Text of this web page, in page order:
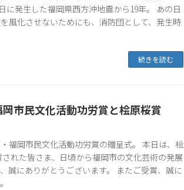
に発生した福岡県西方沖地震から19年。 あの日
風化させないためにも、消防団として、発生時
続きを読む
市民文化活動功労賞と桧原桜賞
福岡市民文化活動功労賞の贈呈式。 本日は、桧
れた皆さま、日頃から福岡市の文化芸術の発展
誠にありがとうございます。 またご受賞、誠に